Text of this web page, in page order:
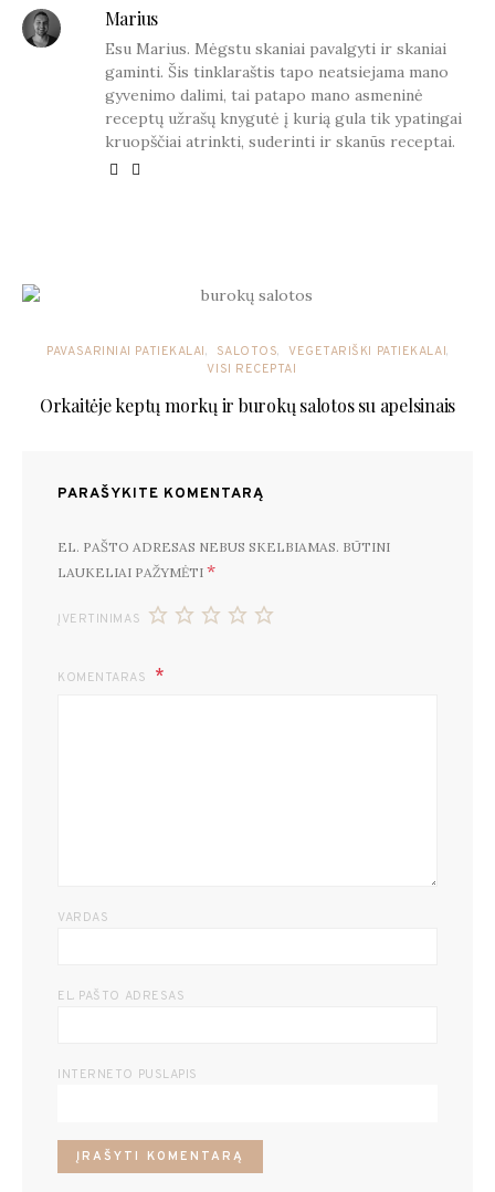
Marius
Esu Marius. Mėgstu skaniai pavalgyti ir skaniai
gaminti. Šis tinklaraštis tapo neatsiejama mano
gyvenimo dalimi, tai patapo mano asmeninė
receptų užrašų knygutė į kurią gula tik ypatingai
kruopščiai atrinkti, suderinti ir skanūs receptai.
PAVASARINIAI PATIEKALAI SALOTOS
VEGETARIŠKI PATIEKALAI
VISI RECEPTAI
Orkaitėje keptų morkų ir burokų salotos su apelsinais
PARAŠYKITE KOMENTARĄ
EL. PAŠTO ADRESAS NEBUS SKELBIAMAS. BŪTINI
LAUKELIAI PAŽYMĖTI *
ĮVERTINIMAS
KOMENTARAS
VARDAS
EL. PAŠTO ADRESAS
INTERNETO PUSLAPIS